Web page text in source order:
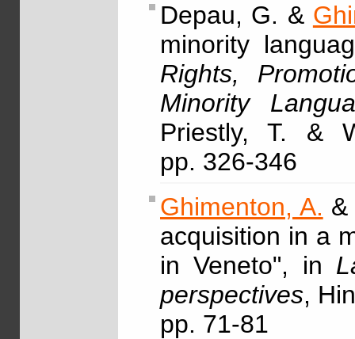
Depau, G. &
minority
Rights,
Minority
Priestly, T. &
pp. 326-346
Ghimenton, A. &
acquisition in a
in Veneto", in
perspectives,
pp. 71-81